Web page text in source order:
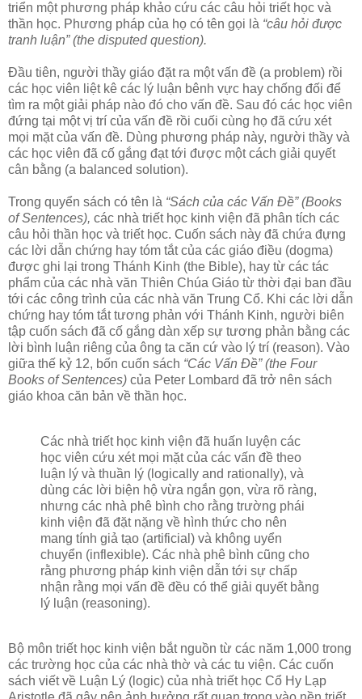
triển một phương pháp khảo cứu các câu hỏi triết học và
thần học. Phương pháp của họ có tên gọi là “câu hỏi được
tranh luận” (the disputed question).
Đầu tiên, người thầy giáo đặt ra một vấn đề (a problem) rồi
các học viên liệt kê các lý luận bênh vực hay chống đối để
tìm ra một giải pháp nào đó cho vấn đề. Sau đó các học viên
đứng tại một vị trí của vấn đề rồi cuối cùng họ đã cứu xét
mọi mặt của vấn đề. Dùng phương pháp này, người thầy và
các học viên đã cố gắng đạt tới được một cách giải quyết
cân bằng (a balanced solution).
Trong quyển sách có tên là “Sách của các Vấn Đề” (Books
of Sentences), các nhà triết học kinh viện đã phân tích các
câu hỏi thần học và triết học. Cuốn sách này đã chứa đựng
các lời dẫn chứng hay tóm tắt của các giáo điều (dogma)
được ghi lại trong Thánh Kinh (the Bible), hay từ các tác
phẩm của các nhà văn Thiên Chúa Giáo từ thời đại ban đầu
tới các công trình của các nhà văn Trung Cổ. Khi các lời dẫn
chứng hay tóm tắt tương phản với Thánh Kinh, người biên
tập cuốn sách đã cố gắng dàn xếp sự tương phản bằng các
lời bình luận riêng của ông ta căn cứ vào lý trí (reason). Vào
giữa thế kỷ 12, bốn cuốn sách “Các Vấn Đề” (the Four
Books of Sentences) của Peter Lombard đã trở nên sách
giáo khoa căn bản về thần học.
Các nhà triết học kinh viện đã huấn luyện các
học viên cứu xét mọi mặt của các vấn đề theo
luận lý và thuần lý (logically and rationally), và
dùng các lời biện hộ vừa ngắn gọn, vừa rõ ràng,
nhưng các nhà phê bình cho rằng trường phái
kinh viện đã đặt nặng về hình thức cho nên
mang tính giả tạo (artificial) và không uyển
chuyển (inflexible). Các nhà phê bình cũng cho
rằng phương pháp kinh viện dẫn tới sự chấp
nhận rằng mọi vấn đề đều có thể giải quyết bằng
lý luận (reasoning).
Bộ môn triết học kinh viện bắt nguồn từ các năm 1,000 trong
các trường học của các nhà thờ và các tu viện. Các cuốn
sách viết về Luận Lý (logic) của nhà triết học Cổ Hy Lạp